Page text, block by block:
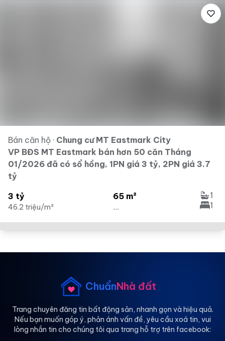
Bán căn hộ · Chung cư MT Eastmark City
VP BĐS MT Eastmark bán hơn 50 căn Tháng
01/2026 đã có sổ hồng, 1PN giá 3 tỷ, 2PN giá 3.7
tỷ
3 tỷ
46.2 triệu/m²
65 m²
...
1
1
ChuẩnNhà đất
Trang chuyên đăng tin bất động sản, nhanh gọn và hiệu quả.
Nếu bạn muốn góp ý, phản ánh vấn đề, yêu cầu xoá tin, vui
lòng nhắn tin cho chúng tôi qua trang hỗ trợ trên facebook: